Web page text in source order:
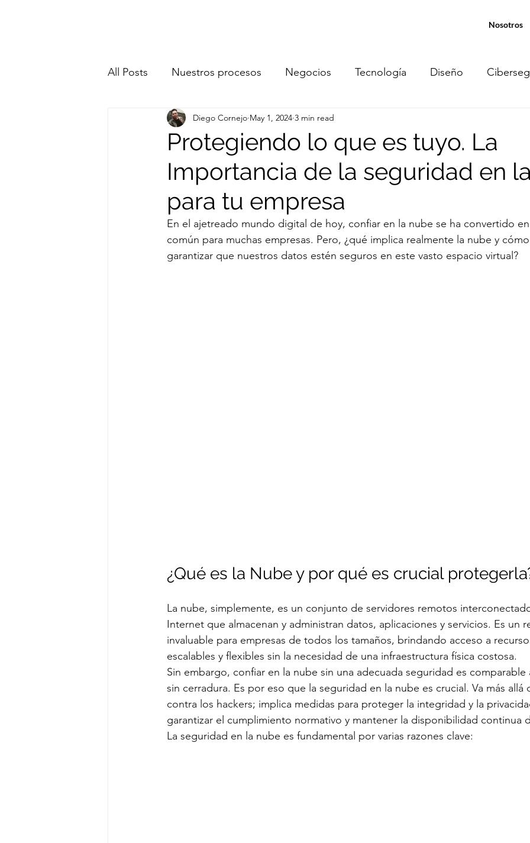
Nosotros
All Posts Nuestros procesos Negocios Tecnología Diseño
SeguridadDeDatos GestiónDeRiesgos
Sostenibilidad digital Soluciones en la nube Automatización RPA
Protegiendo lo que es tuyo. La
Importancia de la seguridad en
para tu empresa
Diego Cornejo May 1, 2024 3 min read
En el ajetreado mundo digital de hoy, confiar en la nube se ha convertido
común para muchas empresas. Pero, ¿qué implica realmente la nube y
garantizar que nuestros datos estén seguros en este vasto espacio virtual?
¿Qué es la Nube y por qué es crucial
La nube, simplemente, es un conjunto de servidores remotos
Internet que almacenan y administran datos, aplicaciones y servicios. Es un
invaluable para empresas de todos los tamaños, brindando acceso a
escalables y flexibles sin la necesidad de una infraestructura física costosa.
Sin embargo, confiar en la nube sin una adecuada seguridad es
sin cerradura. Es por eso que la seguridad en la nube es crucial. Va más
contra los hackers; implica medidas para proteger la integridad y la
garantizar el cumplimiento normativo y mantener la disponibilidad continua
La seguridad en la nube es fundamental por varias razones clave: